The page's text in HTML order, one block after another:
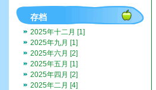
存档
2025年十二月 [1]
2025年九月 [1]
2025年六月 [2]
2025年五月 [1]
2025年四月 [2]
2025年二月 [4]